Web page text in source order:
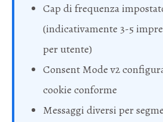
Cap di frequenza
(indicativamente 3-5
per utente)
Consent Mode v2
cookie conforme
Messaggi diversi per